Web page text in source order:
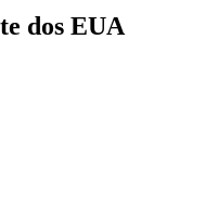
dos EUA